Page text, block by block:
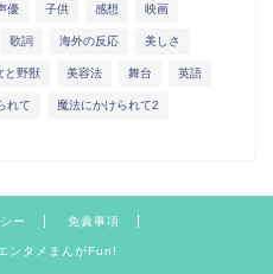
優 子供 感想 映画
歌詞 海外の反応 美しさ
と野獣 美容法 舞台 英語
れて 魔法にかけられて2
ー 免責事項
タメまんがFun!